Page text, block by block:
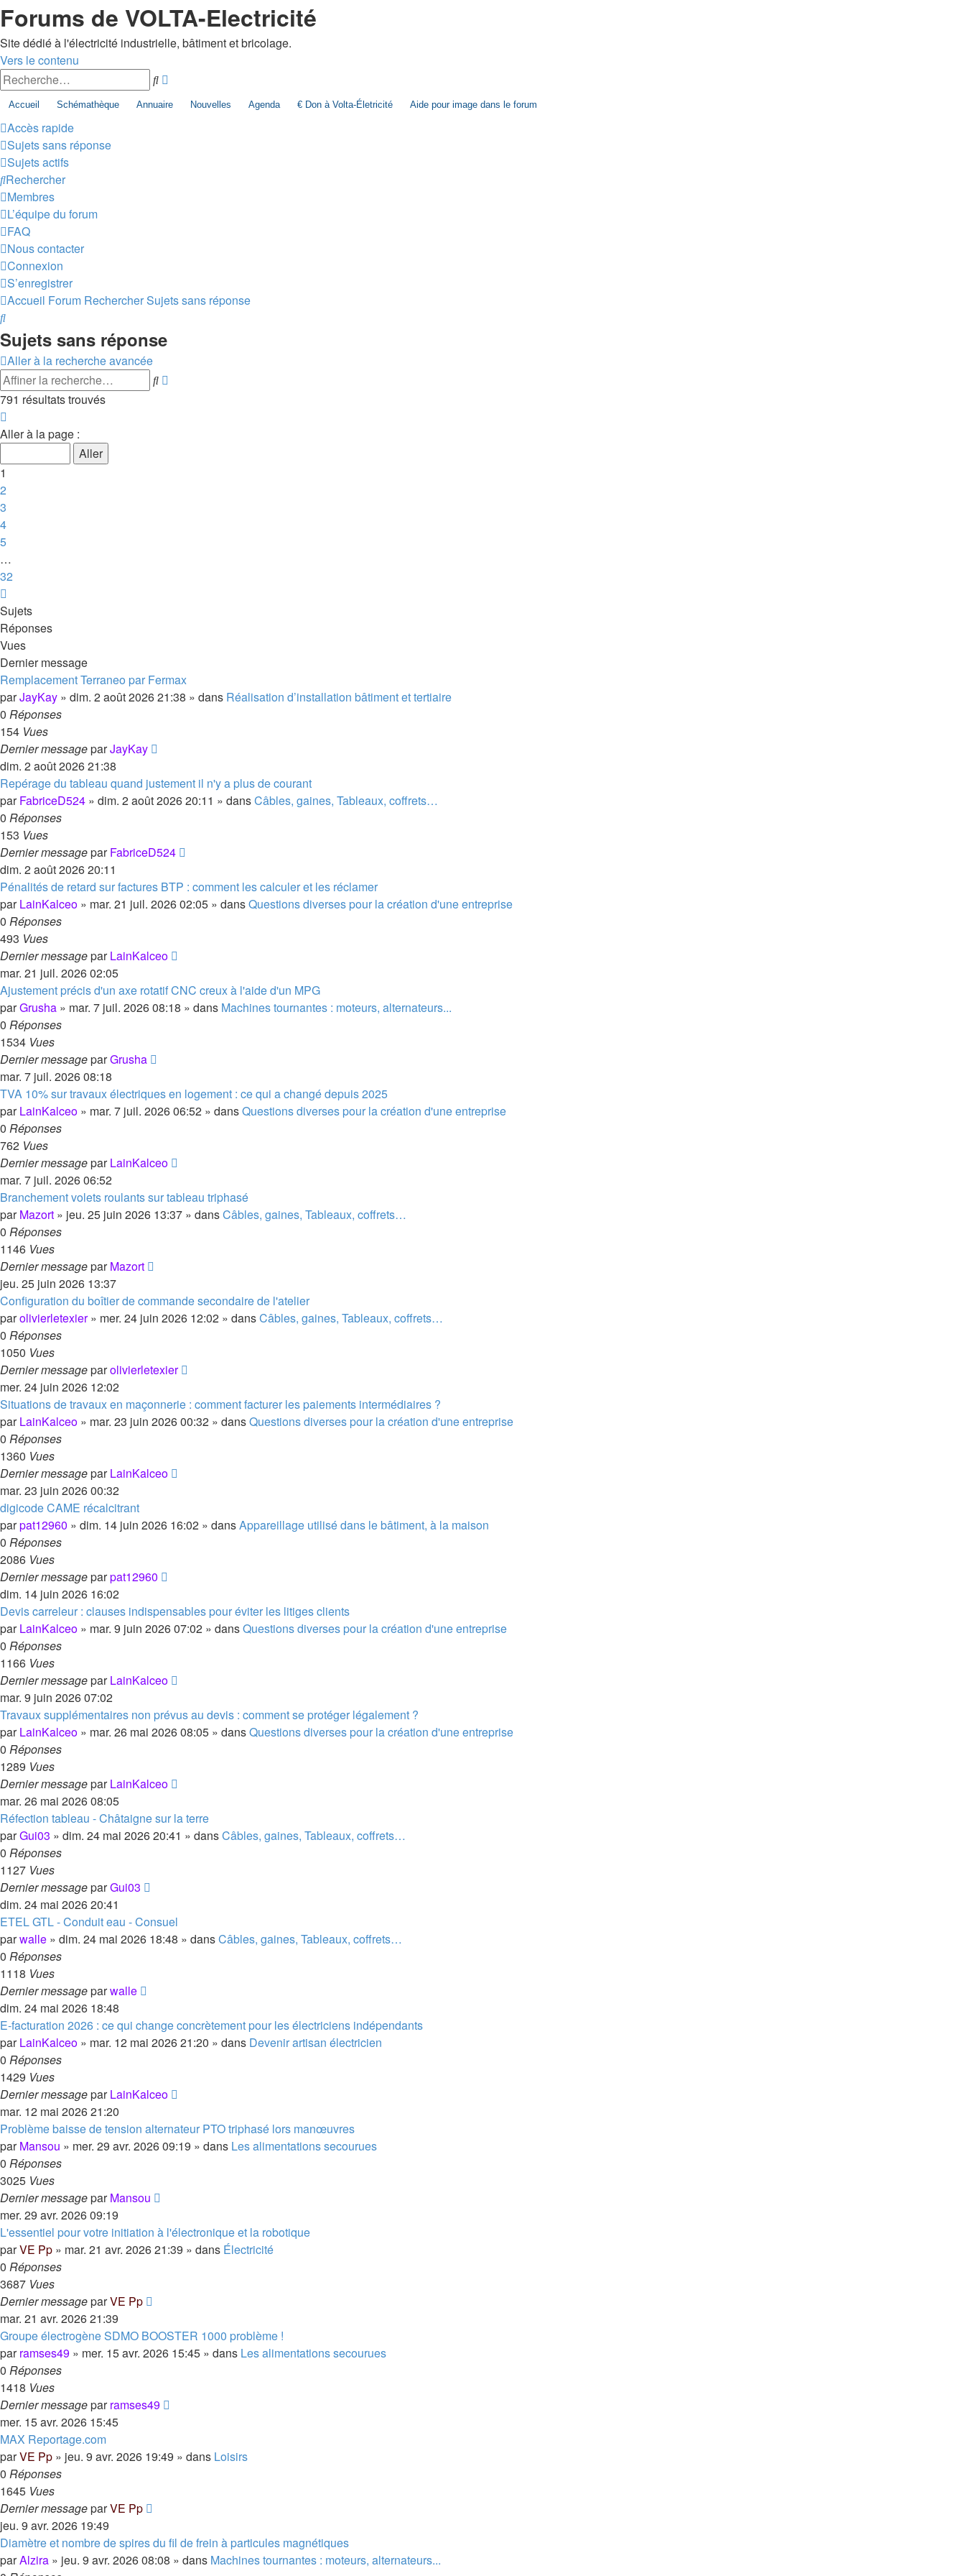
Forums de VOLTA-Electricité
Site dédié à l'électricité industrielle, bâtiment et bricolage.
Vers le contenu
Rechercher
Accueil Schémathèque Annuaire Nouvelles Agenda € Don à Volta-Életricité Aide pour image dans le forum
Accès rapide
Sujets sans réponse
Sujets actifs
Rechercher
Membres
L’équipe du forum
FAQ
Nous contacter
Connexion
S’enregistrer
Accueil Forum RechercherSujets sans réponse
Rechercher
Sujets sans réponse
Aller à la recherche avancée
Rechercher
791 résultats trouvés
1
32
Aller à la page :
1
2
3
4
5
…
32
Sujets
Réponses
Vues
Dernier message
Remplacement Terraneo par Fermax
parJayKay » dim. 2 août 2026 21:38 » dans Réalisation d’installation bâtiment et tertiaire
0 Réponses
154 Vues
Dernier messageparJayKay
dim. 2 août 2026 21:38
Repérage du tableau quand justement il n'y a plus de courant
parFabriceD524 » dim. 2 août 2026 20:11 » dansCâbles, gaines, Tableaux, coffrets…
0 Réponses
153 Vues
Dernier messageparFabriceD524
dim. 2 août 2026 20:11
Pénalités de retard sur factures BTP : comment les calculer et les réclamer
parLainKalceo » mar. 21 juil. 2026 02:05 » dansQuestions diverses pour la création d'une entreprise
0 Réponses
493 Vues
Dernier messageparLainKalceo
mar. 21 juil. 2026 02:05
Ajustement précis d'un axe rotatif CNC creux à l'aide d'un MPG
parGrusha » mar. 7 juil. 2026 08:18 » dans Machines tournantes : moteurs, alternateurs...
0 Réponses
1534 Vues
Dernier messageparGrusha
mar. 7 juil. 2026 08:18
TVA 10% sur travaux électriques en logement : ce qui a changé depuis 2025
parLainKalceo » mar. 7 juil. 2026 06:52 » dansQuestions diverses pour la création d'une entreprise
0 Réponses
762 Vues
Dernier messageparLainKalceo
mar. 7 juil. 2026 06:52
Branchement volets roulants sur tableau triphasé
parMazort » jeu. 25 juin 2026 13:37 » dansCâbles, gaines, Tableaux, coffrets…
0 Réponses
1146 Vues
Dernier messageparMazort
jeu. 25 juin 2026 13:37
Configuration du boîtier de commande secondaire de l'atelier
parolivierletexier» mer. 24 juin 2026 12:02 » dansCâbles, gaines, Tableaux, coffrets…
0 Réponses
1050 Vues
Dernier messageparolivierletexier
mer. 24 juin 2026 12:02
Situations de travaux en maçonnerie : comment facturer les paiements intermédiaires ?
parLainKalceo » mar. 23 juin 2026 00:32 » dansQuestions diverses pour la création d'une entreprise
0 Réponses
1360 Vues
Dernier messageparLainKalceo
mar. 23 juin 2026 00:32
digicode CAME récalcitrant
parpat12960 » dim. 14 juin 2026 16:02 » dansAppareillage utilisé dans le bâtiment, à la maison
0 Réponses
2086 Vues
Dernier messageparpat12960
dim. 14 juin 2026 16:02
Devis carreleur : clauses indispensables pour éviter les litiges clients
parLainKalceo » mar. 9 juin 2026 07:02 » dansQuestions diverses pour la création d'une entreprise
0 Réponses
1166 Vues
Dernier messageparLainKalceo
mar. 9 juin 2026 07:02
Travaux supplémentaires non prévus au devis : comment se protéger légalement ?
parLainKalceo » mar. 26 mai 2026 08:05 » dansQuestions diverses pour la création d'une entreprise
0 Réponses
1289 Vues
Dernier messageparLainKalceo
mar. 26 mai 2026 08:05
Réfection tableau - Châtaigne sur la terre
parGui03 » dim. 24 mai 2026 20:41 » dansCâbles, gaines, Tableaux, coffrets…
0 Réponses
1127 Vues
Dernier messageparGui03
dim. 24 mai 2026 20:41
ETEL GTL - Conduit eau - Consuel
parwalle » dim. 24 mai 2026 18:48 » dansCâbles, gaines, Tableaux, coffrets…
0 Réponses
1118 Vues
Dernier messageparwalle
dim. 24 mai 2026 18:48
E-facturation 2026 : ce qui change concrètement pour les électriciens indépendants
parLainKalceo » mar. 12 mai 2026 21:20 » dans Devenir artisan électricien
0 Réponses
1429 Vues
Dernier messageparLainKalceo
mar. 12 mai 2026 21:20
Problème baisse de tension alternateur PTO triphasé lors manœuvres
parMansou » mer. 29 avr. 2026 09:19 » dans Les alimentations secourues
0 Réponses
3025 Vues
Dernier messageparMansou
mer. 29 avr. 2026 09:19
L'essentiel pour votre initiation à l'électronique et la robotique
parVE Pp » mar. 21 avr. 2026 21:39 » dans Électricité
0 Réponses
3687 Vues
Dernier messageparVE Pp
mar. 21 avr. 2026 21:39
Groupe électrogène SDMO BOOSTER 1000 problème !
parramses49 » mer. 15 avr. 2026 15:45 » dans Les alimentations secourues
0 Réponses
1418 Vues
Dernier messageparramses49
mer. 15 avr. 2026 15:45
MAX Reportage.com
parVE Pp » jeu. 9 avr. 2026 19:49 » dans Loisirs
0 Réponses
1645 Vues
Dernier messageparVE Pp
jeu. 9 avr. 2026 19:49
Diamètre et nombre de spires du fil de frein à particules magnétiques
parAlzira » jeu. 9 avr. 2026 08:08 » dans Machines tournantes : moteurs, alternateurs...